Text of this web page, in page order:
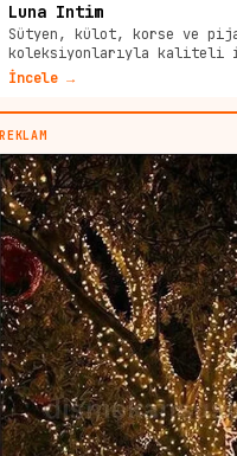
Luna Intim
Sütyen, külot, korse ve
koleksiyonlarıyla kaliteli
İncele →
REKLAM